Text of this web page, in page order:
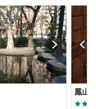
鳳山